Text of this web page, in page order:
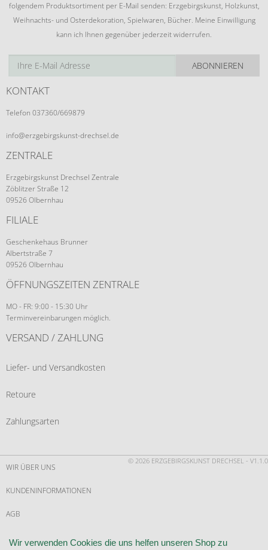
folgendem Produktsortiment per E-Mail senden: Erzgebirgskunst, Holzkunst,
Weihnachts- und Osterdekoration, Spielwaren, Bücher. Meine Einwilligung
kann ich Ihnen gegenüber jederzeit widerrufen.
ABONNIEREN
KONTAKT
Telefon 037360/669879
info@erzgebirgskunst-drechsel.de
ZENTRALE
Erzgebirgskunst Drechsel Zentrale
Zöblitzer Straße 12
09526 Olbernhau
FILIALE
Geschenkehaus Brunner
Albertstraße 7
09526 Olbernhau
ÖFFNUNGSZEITEN ZENTRALE
MO - FR: 9:00 - 15:30 Uhr
Terminvereinbarungen möglich.
VERSAND / ZAHLUNG
Liefer- und Versandkosten
Retoure
Zahlungsarten
© 2026 ERZGEBIRGSKUNST DRECHSEL - V1.1.0
WIR ÜBER UNS
KUNDENINFORMATIONEN
AGB
WIDERRUF
Wir verwenden Cookies die uns helfen unseren Shop zu